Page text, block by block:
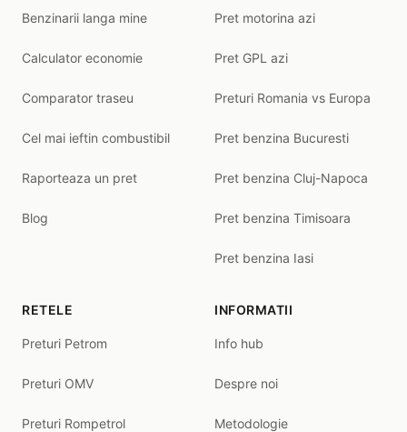
Benzinarii langa mine
Calculator economie
Comparator traseu
Cel mai ieftin combustibil
Raporteaza un pret
Blog
Pret motorina azi
Pret GPL azi
Preturi Romania vs Europa
Pret benzina Bucuresti
Pret benzina Cluj-Napoca
Pret benzina Timisoara
Pret benzina Iasi
RETELE
Preturi Petrom
Preturi OMV
Preturi Rompetrol
INFORMATII
Info hub
Despre noi
Metodologie